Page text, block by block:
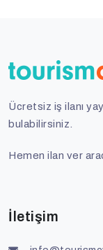
Ücretsiz iş ilanı
bulabilirsiniz.
Hemen ilan ver
İletişim